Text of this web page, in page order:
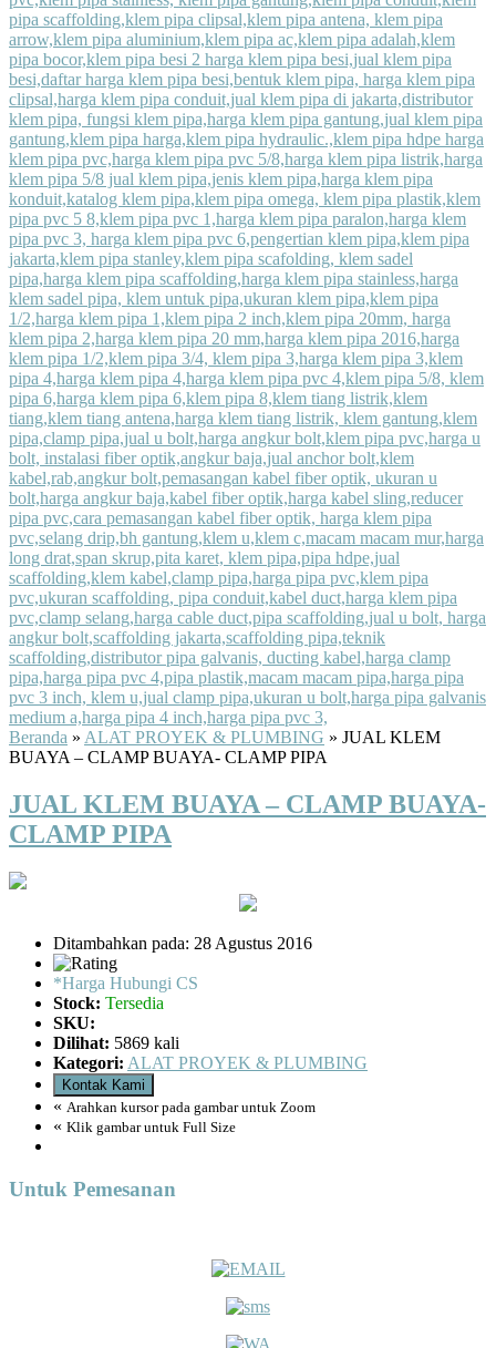
Beranda » ALAT PROYEK & PLUMBING » JUAL KLEM
BUAYA – CLAMP BUAYA- CLAMP PIPA
JUAL KLEM BUAYA – CLAMP BUAYA-
CLAMP PIPA
Ditambahkan pada: 28 Agustus 2016
*Harga Hubungi CS
Stock: Tersedia
SKU:
Dilihat: 5869 kali
Kategori: ALAT PROYEK & PLUMBING
Kontak Kami
« Arahkan kursor pada gambar untuk Zoom
« Klik gambar untuk Full Size
Untuk Pemesanan